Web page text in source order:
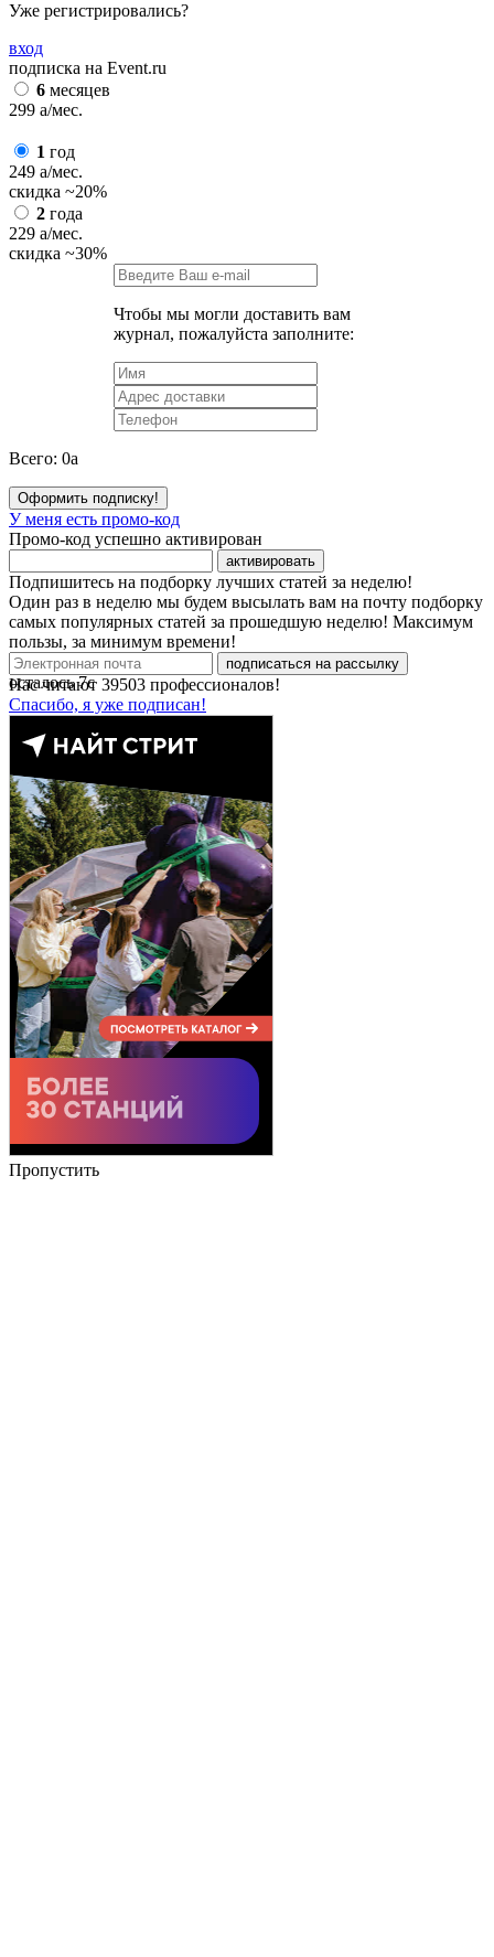
Уже регистрировались?
вход
подписка на Event.ru
6 месяцев
299 a/мес.
1 год
249 a/мес.
скидка ~20%
2 года
229 a/мес.
скидка ~30%
Чтобы мы могли доставить вам
журнал, пожалуйста заполните:
Всего: 0a
Оформить подписку!
У меня есть промо-код
Промо-код успешно активирован
активировать
Подпишитесь на подборку лучших статей за неделю!
Один раз в неделю мы будем высылать вам на почту подборку
самых популярных статей за прошедшую неделю! Максимум
пользы, за минимум времени!
подписаться на рассылку
Нас читают 39503 профессионалов!
Спасибо, я уже подписан!
осталось7с
Пропустить